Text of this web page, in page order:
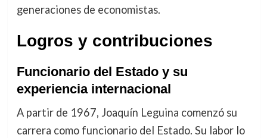
generaciones de economistas.
Logros y contribuciones
Funcionario del Estado y su
experiencia internacional
A partir de 1967, Joaquín Leguina comenzó su
carrera como funcionario del Estado. Su labor lo